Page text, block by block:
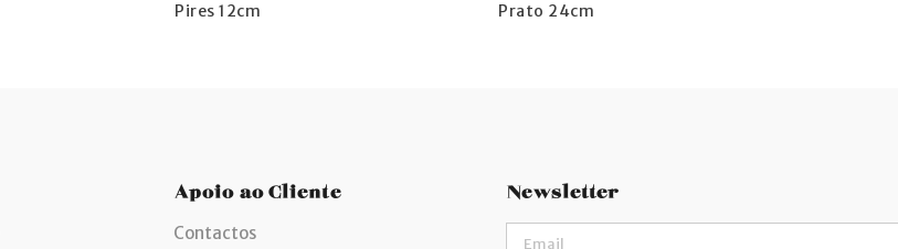
Pires 12cm Prato 24cm
Apoio ao Cliente
Contactos
Newsletter